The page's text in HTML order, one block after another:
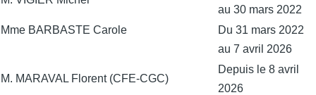
au 30 mars 2022
Mme BARBASTE Carole
Du 31 mars 2022
au 7 avril 2026
M. MARAVAL Florent (CFE-CGC)
Depuis le 8 avril
2026